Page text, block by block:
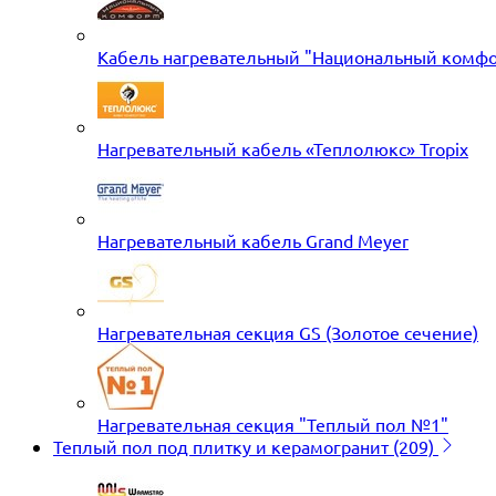
Кабель нагревательный "Национальный
Нагревательный кабель «Теплолюкс» Tropix
Нагревательный кабель Grand Meyer
Нагревательная секция GS (Золотое сечение)
Нагревательная секция "Теплый пол №1"
Теплый пол под плитку и керамогранит (209)